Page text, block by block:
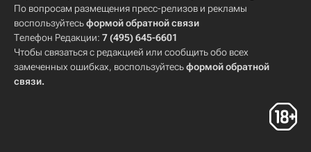
По вопросам размещения пресс-релизов и рекламы
воспользуйтесьформой обратной связи
Телефон Редакции: 7 (495) 645-6601
Чтобы связаться с редакцией или сообщить обо всех
замеченных ошибках, воспользуйтесьформой обратной
связи.